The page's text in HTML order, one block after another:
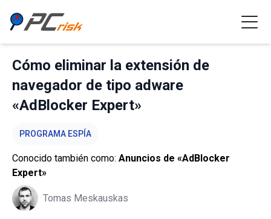
Cómo eliminar la extensión de
navegador de tipo adware
«AdBlocker Expert»
PROGRAMA ESPÍA
Conocido también como: Anuncios de «AdBlocker
Expert»
Tomas Meskauskas